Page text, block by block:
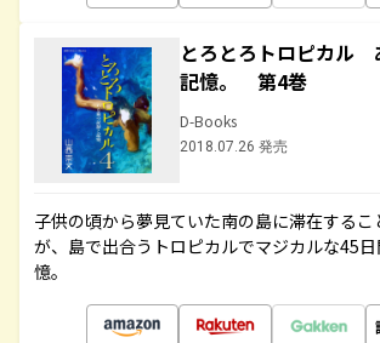
とろとろトロピカル
記憶。 第4巻
D-Books
2018.07.26 発売
子供の頃から夢見ていた南の島に滞在する
が、島で出合うトロピカルでマジカルな45
憶。